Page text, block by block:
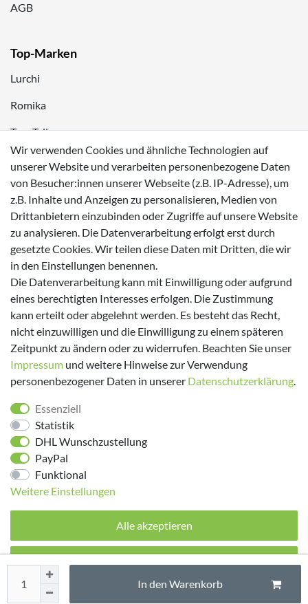
In den Warenkorb
AGB
Top-Marken
Lurchi
Romika
Tom Tailor
Zahlungsmöglichkeiten
Versanddienstleister
Folge uns!
© 2026 made by Supremo | Alle Rechte vorbehalten.
Wir verwenden Cookies und ähnliche Technologien auf
unserer Website und verarbeiten personenbezogene Daten
von Besucher:innen unserer Webseite (z.B. IP-Adresse), um
z.B. Inhalte und Anzeigen zu personalisieren, Medien von
Drittanbietern einzubinden oder Zugriffe auf unsere Website
zu analysieren. Die Datenverarbeitung erfolgt erst durch
gesetzte Cookies. Wir teilen diese Daten mit Dritten, die wir
in den Einstellungen benennen.
Die Datenverarbeitung kann mit Einwilligung oder aufgrund
eines berechtigten Interesses erfolgen. Die Zustimmung
kann erteilt oder abgelehnt werden. Es besteht das Recht,
nicht einzuwilligen und die Einwilligung zu einem späteren
Zeitpunkt zu ändern oder zu widerrufen. Beachten Sie unser
Impressum und weitere Hinweise zur Verwendung
personenbezogener Daten in unserer Daten­schutz­erklärung.
Essenziell
Statistik
DHL Wunschzustellung
PayPal
Funktional
Weitere Einstellungen
Alle akzeptieren